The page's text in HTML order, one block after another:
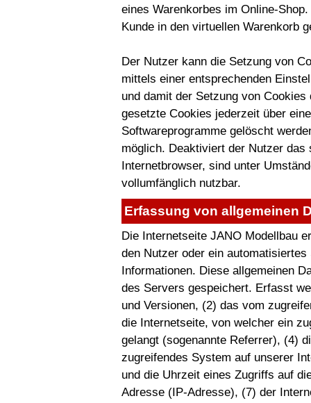
eines Warenkorbes im Online-
Kunde in den virtuellen Warenkorb
Der Nutzer kann die Setzung von
mittels einer entsprechenden
und damit der Setzung von
gesetzte Cookies jederzeit über
Softwareprogramme gelöscht
möglich. Deaktiviert der Nutzer
Internetbrowser, sind unter
vollumfänglich nutzbar.
Erfassung von allgemeinen
Die Internetseite JANO Modellbau
den Nutzer oder ein
Informationen. Diese allgemeinen
des Servers gespeichert. Erfasst
und Versionen, (2) das vom
die Internetseite, von welcher ein
gelangt (sogenannte Referrer), (4)
zugreifendes System auf unserer
und die Uhrzeit eines Zugriffs auf
Adresse (IP-Adresse), (7) der